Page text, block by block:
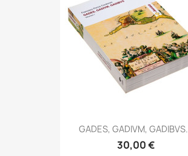
GADES, GADIVM,
30,00 €